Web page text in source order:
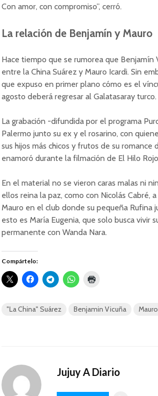
Con amor, con compromiso”, cerró.
La relación de Benjamín y Mauro
Hace tiempo que se rumorea que
entre la China Suárez y Mauro Icardi. Sin
que expuso en primer plano cómo es el
agosto deberá regresar al Galatasaray turco.
La grabación -difundida por el programa
Palermo junto su ex y el rosarino, con
sus hijos más chicos y frutos de su romance
enamoró durante la filmación de El Hilo
En el material no se vieron caras malas ni
ellos reina la paz, como con Nicolás Cabré,
Mauro en el club donde su pequeña Rufina
esto es María Eugenia, que solo busca vivir
permanente con Wanda Nara.
Compártelo:
"La China" Suárez Benjamin Vicuña
Jujuy A Diario